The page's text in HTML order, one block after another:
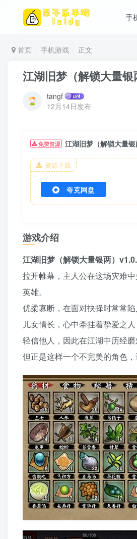
手
首页 手机游戏 正文
江湖旧梦（解锁大量银
tangf
12月14日发布
免费资源 江湖旧梦（解锁大量银
资源下载
夸克网盘
游戏介绍
江湖旧梦（解锁大量银两）
拉开帷幕，主人公在这场灾难
英雄。
优柔寡断，在面对抉择时常常陷
儿女情长，心中牵挂着挚爱之人
轻信他人，因此在江湖中历经磨
但正是这样一个不完美的角色